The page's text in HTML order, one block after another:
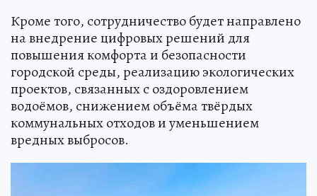
Кроме того, сотрудничество будет направлено
на внедрение цифровых решений для
повышения комфорта и безопасности
городской среды, реализацию экологических
проектов, связанных с оздоровлением
водоёмов, снижением объёма твёрдых
коммунальных отходов и уменьшением
вредных выбросов.